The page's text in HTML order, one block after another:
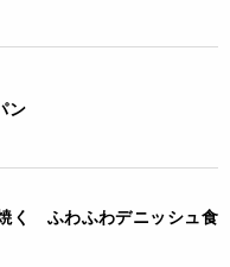
ン
く ふわふわデニッシュ食